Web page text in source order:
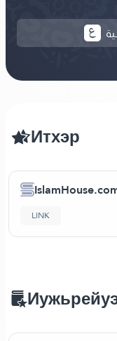
Итхэр
LINK